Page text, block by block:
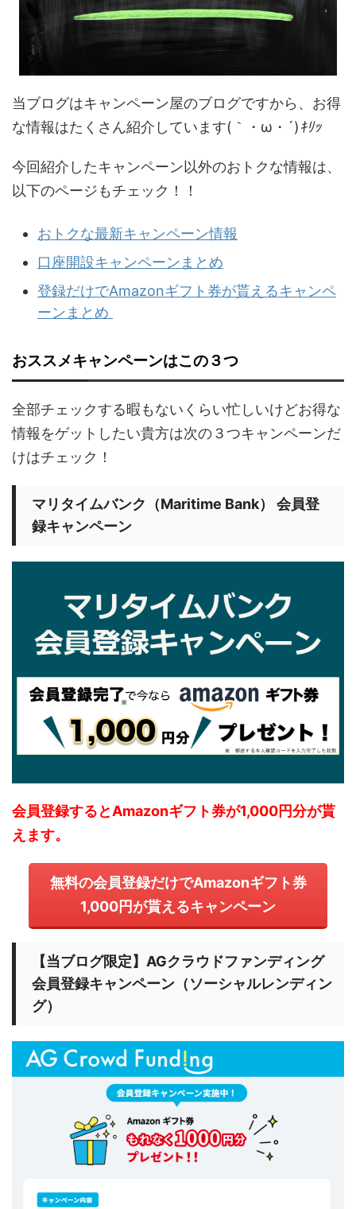
当ブログはキャンペーン屋のブログですから、お得
な情報はたくさん紹介しています(｀・ω・´)ｷﾘｯ
今回紹介したキャンペーン以外のおトクな情報は、
以下のページもチェック！！
おトクな最新キャンペーン情報
口座開設キャンペーンまとめ
登録だけでAmazonギフト券が貰えるキャンペ
ーンまとめ
おススメキャンペーンはこの３つ
全部チェックする暇もないくらい忙しいけどお得な
情報をゲットしたい貴方は次の３つキャンペーンだ
けはチェック！
マリタイムバンク（Maritime Bank） 会員登
録キャンペーン
会員登録するとAmazonギフト券が1,000円分が貰
えます。
無料の会員登録だけでAmazonギフト券
1,000円が貰えるキャンペーン
【当ブログ限定】AGクラウドファンディング
会員登録キャンペーン（ソーシャルレンディン
グ）